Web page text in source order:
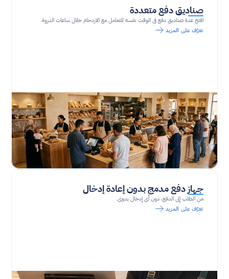
صناديق دفع متعددة
افتح عدة صناديق دفع في الوقت نفسه للتعامل مع الازدحام خلال ساعات الذروة.
تعرّف على المزيد
جهاز دفع مدمج بدون إعادة إدخال
من الطلب إلى الدفع، دون أي إدخال يدوي.
تعرّف على المزيد